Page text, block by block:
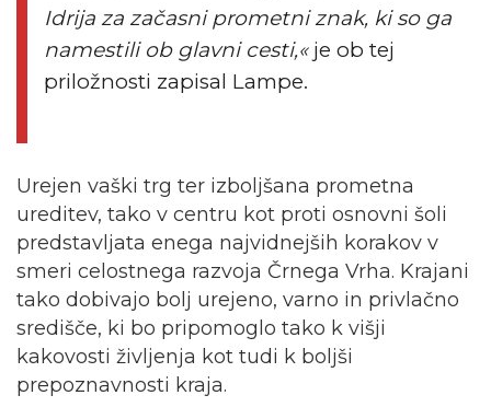
Idrija za začasni prometni znak, ki so ga
namestili ob glavni cesti,«je ob tej
priložnosti zapisal Lampe.
Urejen vaški trg ter izboljšana prometna
ureditev, tako v centru kot proti osnovni šoli
predstavljata enega najvidnejših korakov v
smeri celostnega razvoja Črnega Vrha. Krajani
tako dobivajo bolj urejeno, varno in privlačno
središče, ki bo pripomoglo tako k višji
kakovosti življenja kot tudi k boljši
prepoznavnosti kraja.